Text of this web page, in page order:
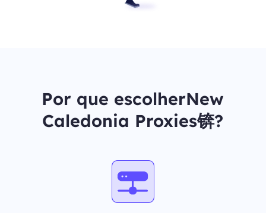
Por que escolherNew
Caledonia Proxies锛?